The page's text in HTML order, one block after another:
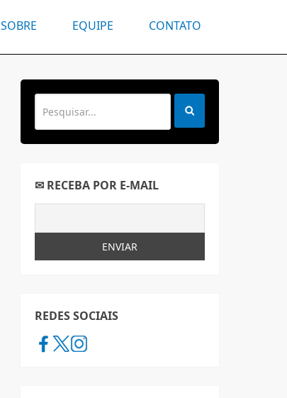
SOBRE EQUIPE CONTATO
✉ RECEBA POR E-MAIL
REDES SOCIAIS